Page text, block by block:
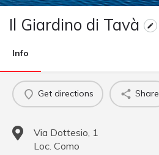
Il Giardino di Tavà
Info
Get directions Share
Via Dottesio, 1
Loc. Como